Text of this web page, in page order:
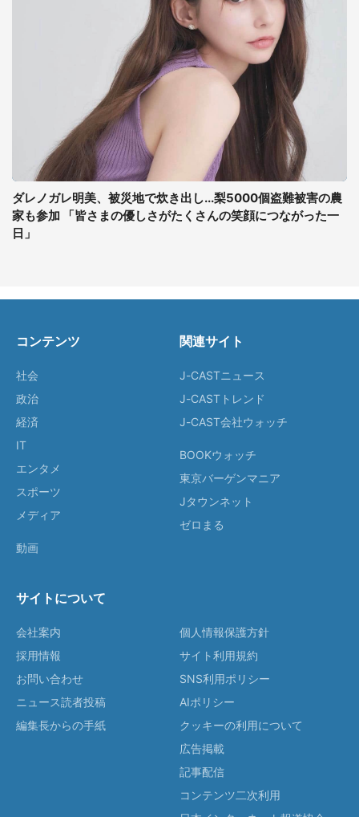
ダレノガレ明美、被災地で炊き出し...梨5000個盗難被害の農
家も参加 「皆さまの優しさがたくさんの笑顔につながった一
日」
コンテンツ
社会
政治
経済
IT
エンタメ
スポーツ
メディア
動画
関連サイト
J-CASTニュース
J-CASTトレンド
J-CAST会社ウォッチ
BOOKウォッチ
東京バーゲンマニア
Jタウンネット
ゼロまる
サイトについて
会社案内
採用情報
お問い合わせ
ニュース読者投稿
編集長からの手紙
個人情報保護方針
サイト利用規約
SNS利用ポリシー
AIポリシー
クッキーの利用について
広告掲載
記事配信
コンテンツ二次利用